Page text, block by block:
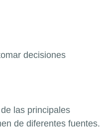
decisiones
las principales
de diferentes fuentes.